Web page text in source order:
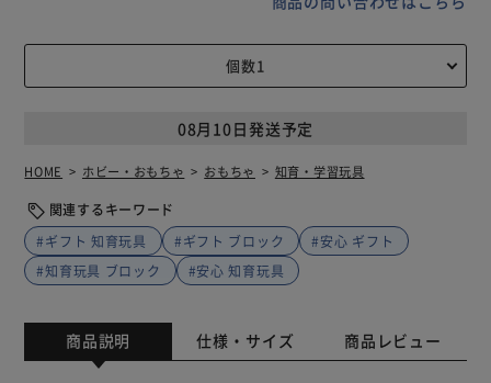
08月10日発送予定
HOME ホビー・おもちゃ おもちゃ 知育・学習玩具
関連するキーワード
#ギフト 知育玩具
#ギフト ブロック
#安心 ギフト
#知育玩具 ブロック
#安心 知育玩具
商品説明 仕様・サイズ 商品レビュー